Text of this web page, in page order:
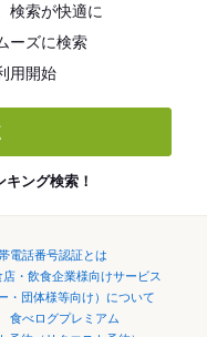
検索が快適に
ーズに検索
用開始
ング検索！
電話番号認証とは
店・飲食企業様向けサービス
・団体様等向け）について
食べログプレミアム